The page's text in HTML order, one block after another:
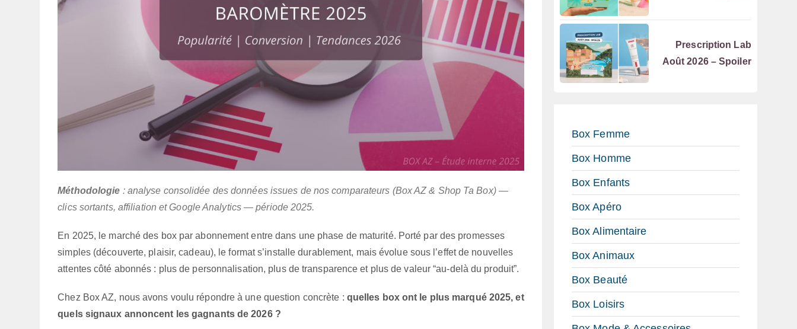
Méthodologie : analyse consolidée des données issues de nos comparateurs (Box AZ & Shop Ta Box) —
clics sortants, affiliation et Google Analytics — période 2025.
En 2025, le marché des box par abonnement entre dans une phase de maturité. Porté par des promesses
simples (découverte, plaisir, cadeau), le format s’installe durablement, mais évolue sous l’effet de nouvelles
attentes côté abonnés : plus de personnalisation, plus de transparence et plus de valeur “au-delà du produit”.
Chez Box AZ, nous avons voulu répondre à une question concrète : quelles box ont le plus marqué 2025, et
quels signaux annoncent les gagnants de 2026 ?
Prescription Lab
Août 2026 – Spoiler
Box Femme
Box Homme
Box Enfants
Box Apéro
Box Alimentaire
Box Animaux
Box Beauté
Box Loisirs